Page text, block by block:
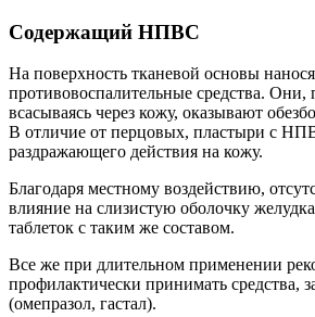
Содержащий НПВС
На поверхность тканевой основы
противовоспалительные средства. Они,
всасываясь через кожу, оказывают
В отличие от перцовых, пластыри с
раздражающего действия на кожу.
Благодаря местному воздействию,
влияние на слизистую оболочку
таблеток с таким же составом.
Все же при длительном применении
профилактически принимать
(омепразол, гастал).